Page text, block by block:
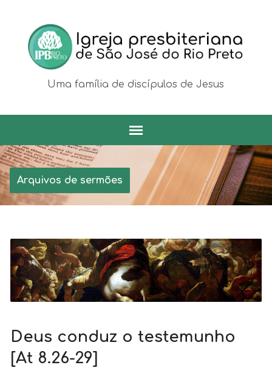
Uma família de discípulos de Jesus
Arquivos de sermões
Deus conduz o testemunho
[At 8.26-29]